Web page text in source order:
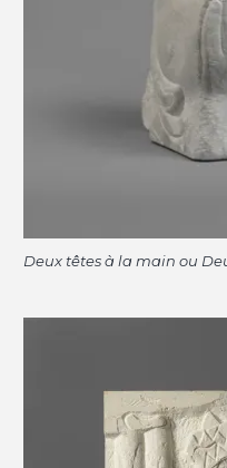
Deux têtes à la main ou